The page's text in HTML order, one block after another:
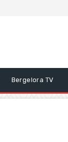
Bergelora TV